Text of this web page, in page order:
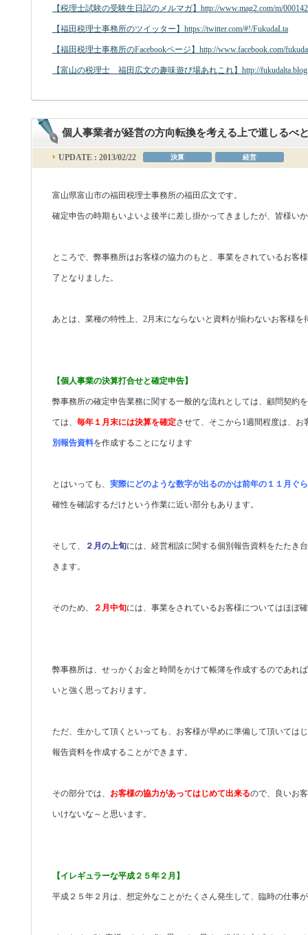
【税理士試験の受験生日記のメルマガ】http://www.mag2.com/m/
【福田税理士事務所のツイッター】https://twitter.com/#!/FukudaLta
【福田税理士事務所のFacebookページ】http://www.facebook.com/
【富山の税理士 福田広文の趣味遊び場あれこれ】http://
個人事業者が経営の方向転換を考える上で道しるべ
UPDATE : 2013/02/22 決算 経営
富山県富山市の福田税理士事務所の福田広文です。
確定申告の時期もいよいよ後半に差し掛かってきましたが、皆様い
ところで、弊事務所はお客様の協力のもと、事業をされているお客
了となりました。
あとは、業種の特性上、2月末にならないと資料が揃わないお客様を
【個人事業の決算打合せと確定申告】
弊事務所の確定申告業務に関する一般的な流れとしては、顧問契約
ては、 毎年１月末には決算を確定させて、そこから1週間程度は、お
別報告資料を作成することになります
とはいっても、 実際にどのような数字が出るのかは前年の１１月ぐ
確性を確認するだけという作業に近い部分もあります。
そして、 ２月の上旬には、経営相談に関する個別報告資料をたたき
きます。
そのため、 ２月中旬には、事業をされているお客様についてはほぼ
弊事務所は、せっかくお金と時間をかけて帳簿を作成するのであれ
いと強く思っております。
ただ、生かして頂くといっても、お客様が早めに準備して頂いては
報告資料を作成することができます。
その部分では、 お客様の協力があってはじめて出来るので、良いお
いけないな～と思います。
【イレギュラーな平成２５年２月】
平成２５年２月は、想定外なことがたくさん発生して、臨時の仕事